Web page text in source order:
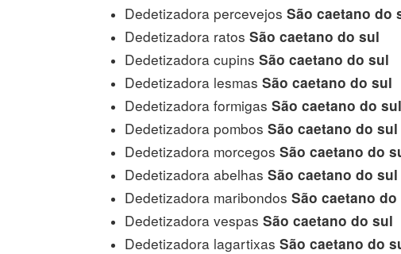
Dedetizadora percevejos São caetano do
Dedetizadora ratos São caetano do sul
Dedetizadora cupins São caetano do sul
Dedetizadora lesmas São caetano do sul
Dedetizadora formigas São caetano do sul
Dedetizadora pombos São caetano do sul
Dedetizadora morcegos São caetano do
Dedetizadora abelhas São caetano do sul
Dedetizadora maribondos São caetano do
Dedetizadora vespas São caetano do sul
Dedetizadora lagartixas São caetano do